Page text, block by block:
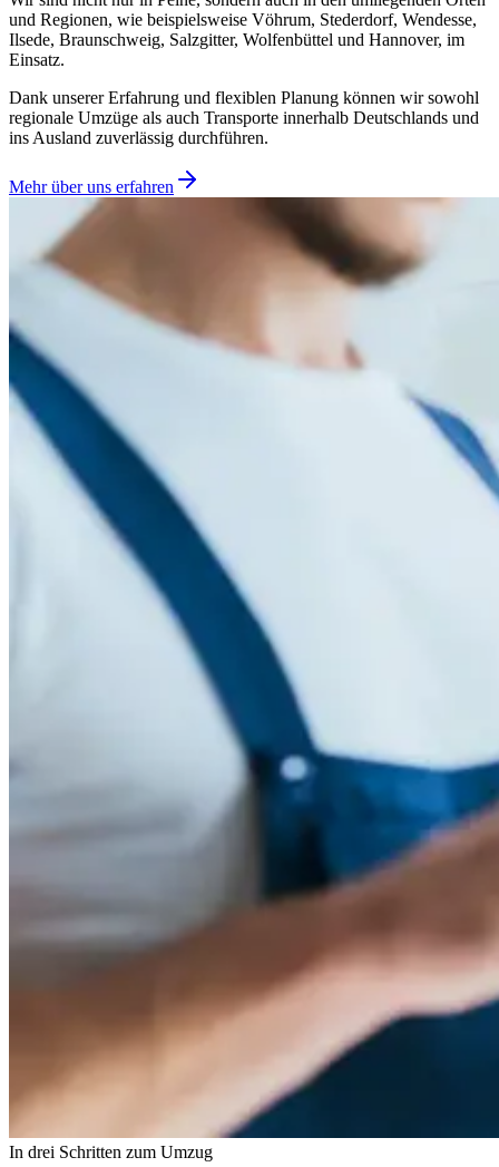
und Regionen, wie beispielsweise Vöhrum, Stederdorf, Wendesse,
Ilsede, Braunschweig, Salzgitter, Wolfenbüttel und Hannover, im
Einsatz.
Dank unserer Erfahrung und flexiblen Planung können wir sowohl
regionale Umzüge als auch Transporte innerhalb Deutschlands und
ins Ausland zuverlässig durchführen.
Mehr über uns erfahren
In drei Schritten zum Umzug